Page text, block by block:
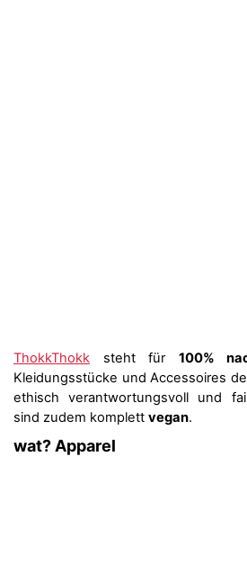
ThokkThokk steht für 100%
Kleidungsstücke und Accessoires
ethisch verantwortungsvoll und
sind zudem komplett vegan.
wat? Apparel